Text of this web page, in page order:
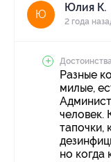
Ю
Юлия К.
2 года
Разные
милые,
человек.
тапочки,
но когда